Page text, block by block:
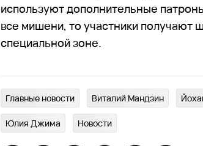
используют дополнительные
все мишени, то участники получают
специальной зоне.
Главныe новости Виталий Мандзин
Юлия Джима Новости